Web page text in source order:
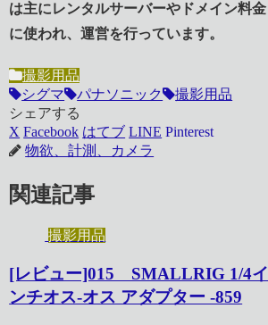
は主にレンタルサーバーやドメイン料金
に使われ、運営を行っています。
撮影用品
シグマ
パナソニック
撮影用品
シェアする
X Facebook はてブ LINE Pinterest
物欲、計測、カメラ
関連記事
撮影用品
[レビュー]015 SMALLRIG 1/4イ
ンチオス-オス アダプター -859